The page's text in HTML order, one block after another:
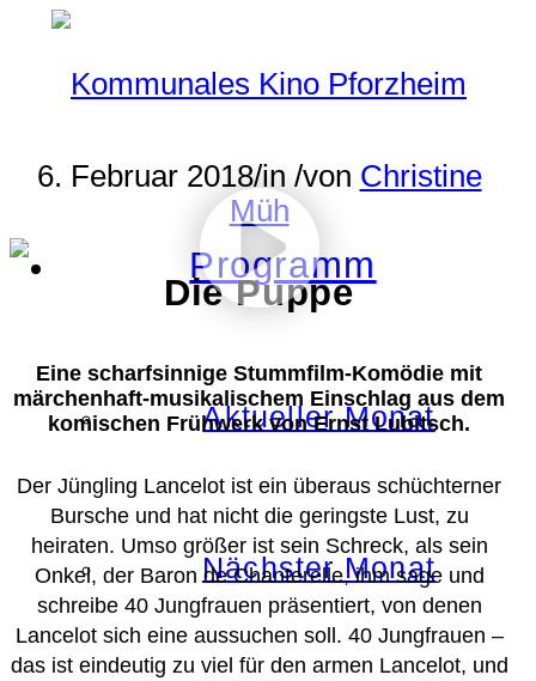
Programm
Aktueller Monat
Nächster Monat
6. Februar 2018/in /von Christine
Müh
Die Puppe
Eine scharfsinnige Stummfilm-Komödie mit
märchenhaft-musikalischem Einschlag aus dem
komischen Frühwerk von Ernst Lubitsch.
Der Jüngling Lancelot ist ein überaus schüchterner
Bursche und hat nicht die geringste Lust, zu
heiraten. Umso größer ist sein Schreck, als sein
Onkel, der Baron de Chanterelle, ihm sage und
schreibe 40 Jungfrauen präsentiert, von denen
Lancelot sich eine aussuchen soll. 40 Jungfrauen –
das ist eindeutig zu viel für den armen Lancelot, und